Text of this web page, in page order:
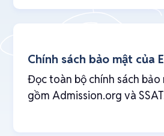
Chính sách bảo mật của
Đọc toàn bộ chính sách bảo
gồm Admission.org và